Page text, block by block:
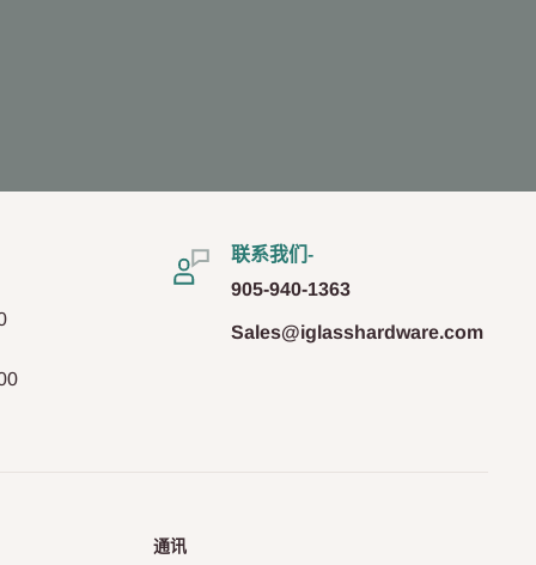
联系我们-
905-940-1363
Sales@iglasshardware.com
通讯